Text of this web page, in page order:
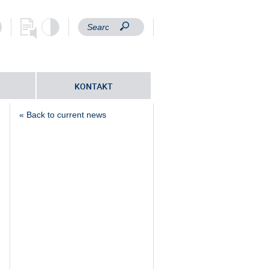
KONTAKT
« Back to current news